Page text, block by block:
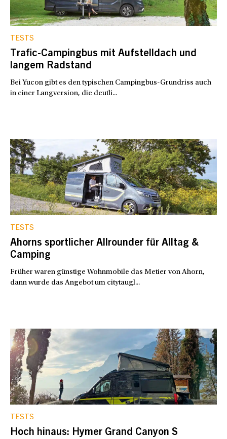
TESTS
Trafic-Campingbus mit Aufstelldach und
langem Radstand
Bei Yucon gibt es den typischen Campingbus-Grundriss auch
in einer Langversion, die deutli...
TESTS
Ahorns sportlicher Allrounder für Alltag &
Camping
Früher waren günstige Wohnmobile das Metier von Ahorn,
dann wurde das Angebot um citytaugl...
TESTS
Hoch hinaus: Hymer Grand Canyon S